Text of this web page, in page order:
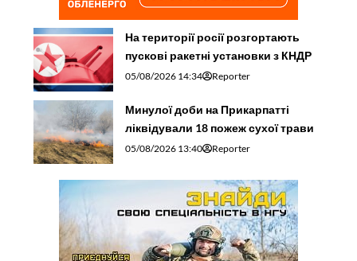
На території росії розгортають
пускові ракетні установки з КНДР
05/08/2026 14:34 Reporter
Минулої доби на Прикарпатті
ліквідували 18 пожеж сухої трави
05/08/2026 13:40 Reporter